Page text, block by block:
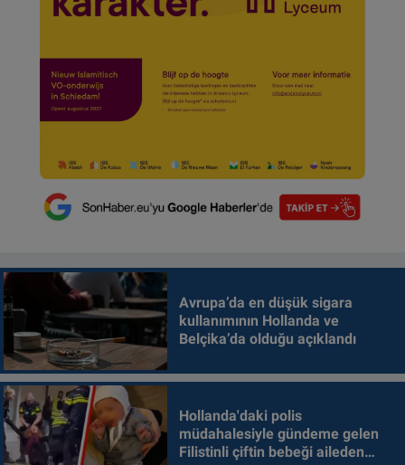
Avrupa’da en düşük sigara
kullanımının Hollanda ve
Belçika’da olduğu açıklandı
Hollanda'daki polis
müdahalesiyle gündeme gelen
Filistinli çiftin bebeği aileden